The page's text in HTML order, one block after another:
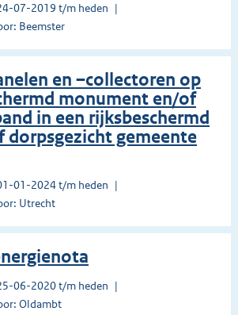
07-2019 t/m heden
Beemster
en –collectoren op
monument en/of
in een rijksbeschermd
dorpsgezicht gemeente
01-2024 t/m heden
Utrecht
06-2020 t/m heden
Oldambt